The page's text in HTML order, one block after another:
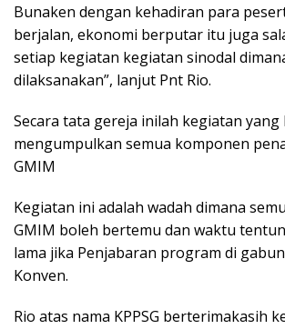
Bunaken dengan kehadiran para
berjalan, ekonomi berputar itu juga
setiap kegiatan kegiatan sinodal
dilaksanakan”, lanjut Pnt Rio.
Secara tata gereja inilah kegiatan yang
mengumpulkan semua komponen
GMIM
Kegiatan ini adalah wadah dimana
GMIM boleh bertemu dan waktu
lama jika Penjabaran program di
Konven.
Rio atas nama KPPSG berterimakasih